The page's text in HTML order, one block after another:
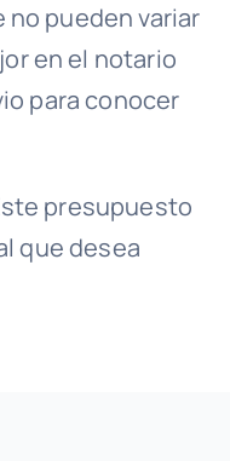
pueden variar
en el notario
para conocer
presupuesto
que desea